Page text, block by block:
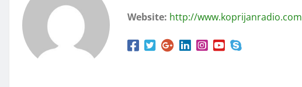
Website: http://www.koprijanradio.com